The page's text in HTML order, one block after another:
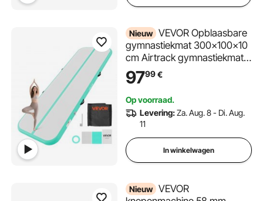
Nieuw VEVOR Opblaasbare
gymnastiekmat 300x100x10
cm Airtrack gymnastiekmat
voor training, wedstrijden en
yoga, met antislipoppervlak,
600W elektrische luchtpomp,
reparatiepatch, mondstukken
en tas, mintgroen
9799€
Op voorraad.
Levering:Za. Aug. 8 - Di. Aug.
11
In winkelwagen
Nieuw VEVOR